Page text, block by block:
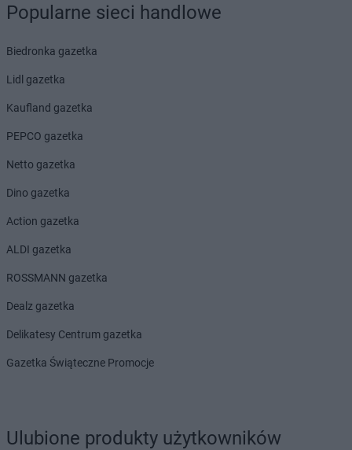
Popularne sieci handlowe
Biedronka gazetka
Lidl gazetka
Kaufland gazetka
PEPCO gazetka
Netto gazetka
Dino gazetka
Action gazetka
ALDI gazetka
ROSSMANN gazetka
Dealz gazetka
Delikatesy Centrum gazetka
Gazetka Świąteczne Promocje
Ulubione produkty użytkowników